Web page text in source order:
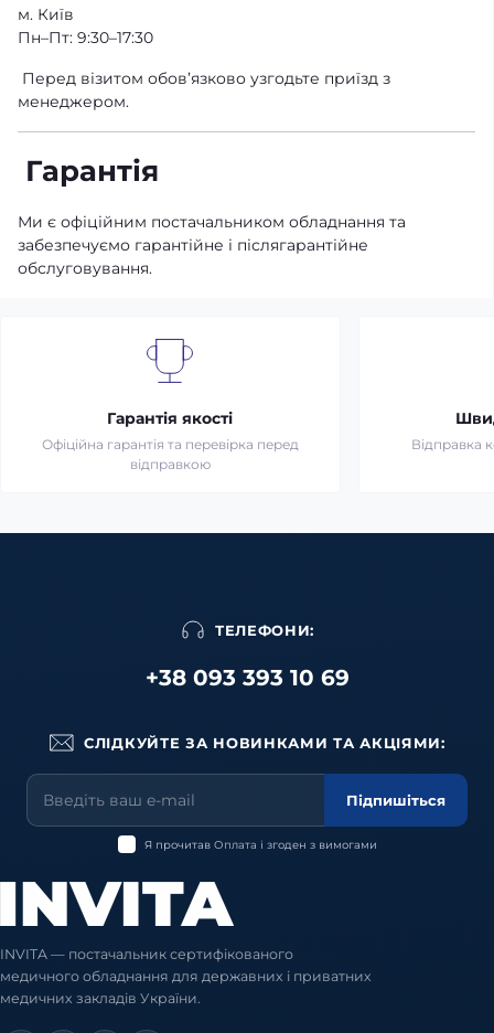
м. Київ
Пн–Пт: 9:30–17:30
Перед візитом обов’язково узгодьте приїзд з
менеджером.
Гарантія
Ми є офіційним постачальником обладнання та
забезпечуємо гарантійне і післягарантійне
обслуговування.
Гарантія якості
Офіційна гарантія та перевірка перед
відправкою
Відправка
ТЕЛЕФОНИ:
+38 093 393 10 69
СЛІДКУЙТЕ ЗА НОВИНКАМИ ТА АКЦІЯМИ:
Підпишіться
Я прочитав Оплата і згоден з вимогами
INVITA — постачальник сертифікованого
медичного обладнання для державних і приватних
медичних закладів України.